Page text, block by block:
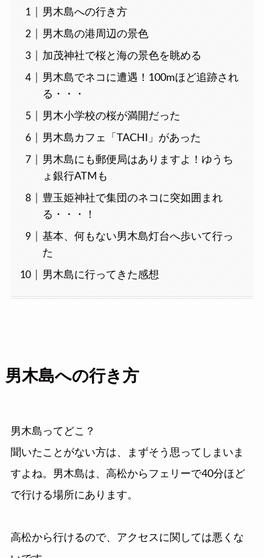
男木島への行き方
男木島の港周辺の景色
加茂神社で桜と海の景色を眺める
男木島でネコに遭遇！100mほど追跡され
る・・・
男木小学校の桜が満開だった
男木島カフェ「TACHI」があった
男木島にも郵便局はありますよ！ゆうち
ょ銀行ATMも
豊玉姫神社で集団のネコに突如囲まれ
る・・・！
基本、何もない男木島灯台へ歩いて行っ
た
男木島に行ってきた感想
男木島への行き方
男木島ってどこ？
聞いたことがない方は、まずそう思ってしまいま
すよね。男木島は、高松からフェリーで40分ほど
で行ける場所にあります。
高松から行けるので、アクセスに関しては悪くな